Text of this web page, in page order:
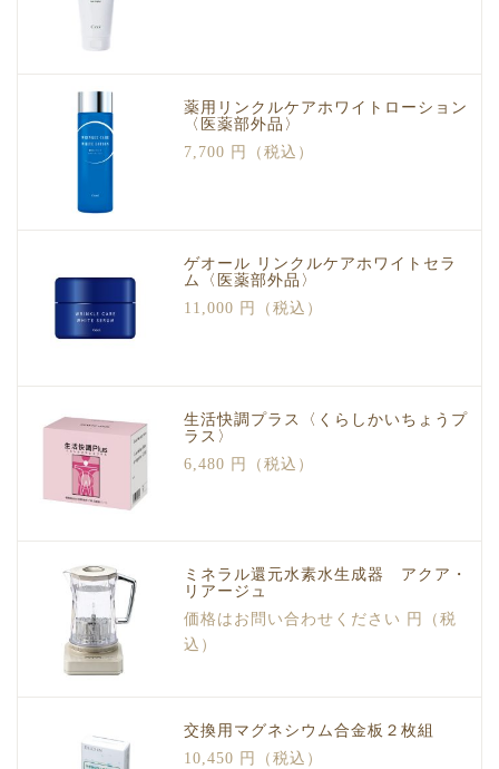
薬用リンクルケアホワイトローション
〈医薬部外品〉
7,700 円（税込）
ゲオール リンクルケアホワイトセラ
ム〈医薬部外品〉
11,000 円（税込）
生活快調プラス〈くらしかいちょうプ
ラス〉
6,480 円（税込）
ミネラル還元水素水生成器 アクア・
リアージュ
価格はお問い合わせください 円（税
込）
交換用マグネシウム合金板２枚組
10,450 円（税込）